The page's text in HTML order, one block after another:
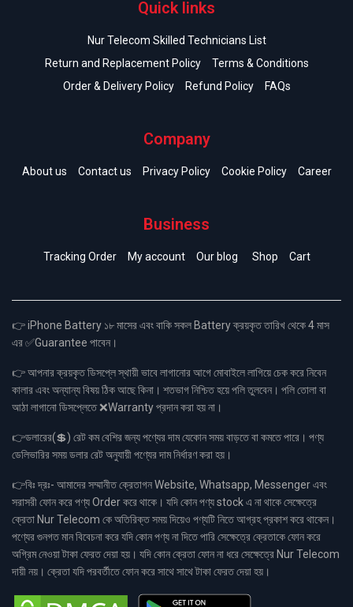
Quick links
Nur Telecom Skilled Technicians List
Return and Replacement Policy
Terms & Conditions
Order & Delivery Policy
Refund Policy FAQs
Company
About us Contact us Privacy Policy Cookie Policy Career
Business
Tracking Order My account Our blog Shop Cart
👉 iPhone Battery ১৮ মাসের এবং বাকি সকল Battery ক্রয়কৃত তারিখ থেকে 4 মাস
এর ✅Guarantee পাবেন।
👉 আপনার ক্রয়কৃত ডিসপ্লে স্থায়ী ভাবে লাগানোর আগে মোবাইলে লাগিয়ে চেক করে নিবেন
কালার এবং অন্যান্য বিষয় ঠিক আছে কিনা। শতভাগ নিশ্চিত হয়ে পলি তুলবেন। পলি তোলা বা
আঠা লাগানো ডিসপ্লেতে ❌Warranty প্রদান করা হয় না।
👉ডলারের(💲) রেট কম বেশির জন্য পণ্যের দাম যেকোন সময় বাড়তে বা কমতে পারে। পণ্য
ডেলিভারির সময় ডলার রেট অনুযায়ী পণ্যের দাম নির্ধারণ করা হয়।
👉বিঃ দ্রঃ- আমাদের সম্মানীত ক্রেতাগন Website, Whatsapp, Messenger এবং
সরাসরী ফোন করে পণ্য Order করে থাকে। যদি কোন পণ্য stock এ না থাকে সেক্ষেত্রে
ক্রেতা Nur Telecom কে অতিরিক্ত সময় দিয়েও পণ্যটি নিতে আগ্রহ প্রকাশ করে থাকেন।
পণ্যের গুনগত মান বিবেচনা করে যদি কোন পণ্য না দিতে পারি সেক্ষেত্রে ক্রেতাকে ফোন করে
অগ্রিম নেওয়া টাকা ফেরত দেয়া হয়। যদি কোন ক্রেতা ফোন না ধরে সেক্ষেত্রে Nur Telecom
দায়ী নয়। ক্রেতা যদি পরবর্তীতে ফোন করে সাথে সাথে টাকা ফেরত দেয়া হয়।